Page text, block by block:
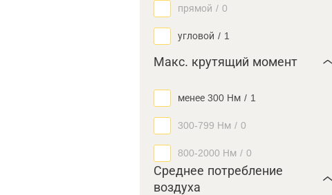
прямой / 0
угловой / 1
Макс. крутящий момент
менее 300 Нм / 1
300-799 Нм / 0
800-2000 Нм / 0
Среднее потребление
воздуха